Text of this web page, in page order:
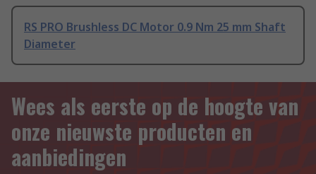
RS PRO Brushless DC Motor 0.9 Nm 25 mm Shaft
Diameter
Wees als eerste op de hoogte van
onze nieuwste producten en
aanbiedingen